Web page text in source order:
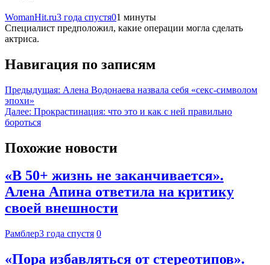
WomanHit.ru3 года спустя01 минуты
Специалист предположил, какие операции могла сделать
актриса.
Навигация по записям
Предыдущая: Алена Водонаева назвала себя «секс-символом
эпохи»
Далее: Прокрастинация: что это и как с ней правильно
бороться
Похожие новости
«В 50+ жизнь не заканчивается».
Алена Апина ответила на критику
своей внешности
Рамблер3 года спустя 0
«Пора избавляться от стереотипов».